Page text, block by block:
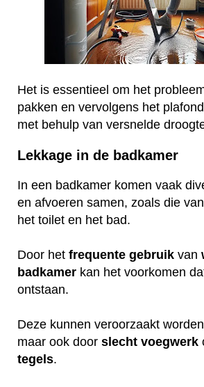
Het is essentieel om het
pakken en vervolgens het
met behulp van versnelde
Lekkage in de badkamer
In een badkamer komen vaak
en afvoeren samen, zoals die
het toilet en het bad.
Door het frequente gebruik van
badkamer kan het voorkomen
ontstaan.
Deze kunnen veroorzaakt
maar ook door slecht voegwerk
tegels.